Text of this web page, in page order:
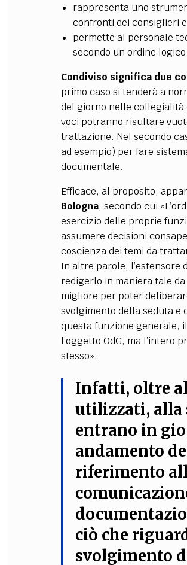
rappresenta uno
confronti dei consiglieri
permette al personale
secondo un ordine
Condiviso significa due
primo caso si tenderà a
del giorno nelle collegialità
voci potranno risultare
trattazione. Nel secondo
ad esempio) per fare
documentale.
Efficace, al proposito,
Bologna, secondo cui
esercizio delle proprie
assumere decisioni
coscienza dei temi da
In altre parole, l’estensore
redigerlo in maniera tale
migliore per poter
svolgimento della seduta e
questa funzione generale,
l’oggetto OdG, ma l’intero
stesso».
Infatti, oltre
utilizzati, alla
entrano in
andamento
riferimento
ciò che
svolgimento